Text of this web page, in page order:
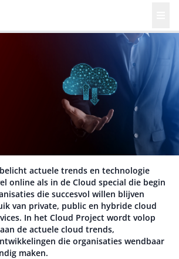
actuele trends en technologie
online als in de Cloud special die begin
die succesvol willen blijven
van private, public en hybride cloud
In het Cloud Project wordt volop
de actuele cloud trends,
die organisaties wendbaar
maken.